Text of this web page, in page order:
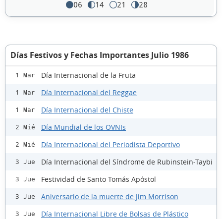
06 14 21 28
Días Festivos y Fechas Importantes Julio 1986
1 Mar Día Internacional de la Fruta
1 Mar Día Internacional del Reggae
1 Mar Día Internacional del Chiste
2 Mié Día Mundial de los OVNIs
2 Mié Día Internacional del Periodista Deportivo
3 Jue Día Internacional del Síndrome de Rubinstein-Taybi
3 Jue Festividad de Santo Tomás Apóstol
3 Jue Aniversario de la muerte de Jim Morrison
3 Jue Día Internacional Libre de Bolsas de Plástico